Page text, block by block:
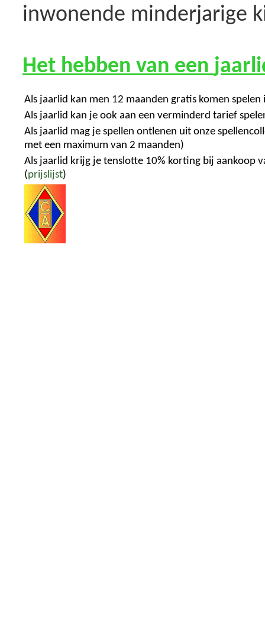
inwonende minderjarige
Het hebben van een
Als jaarlid kan men 12 maanden gratis komen
Als jaarlid kan je ook aan een verminderd tarief
Als jaarlid mag je spellen ontlenen uit onze
met een maximum van 2 maanden)
Als jaarlid krijg je tenslotte 10% korting bij aankoop
(prijslijst)